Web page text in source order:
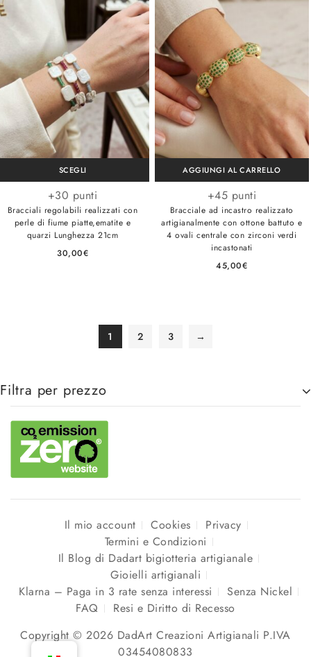
SCEGLI
+30 punti
Bracciali regolabili realizzati con
perle di fiume piatte,ematite e
quarzi Lunghezza 21cm
30,00€
AGGIUNGI AL CARRELLO
+45 punti
Bracciale ad incastro realizzato
artigianalmente con ottone battuto e
4 ovali centrale con zirconi verdi
incastonati
45,00€
1 2 3 →
Filtra per prezzo
Il mio account Cookies
Privacy
Termini e Condizioni
Il Blog di Dadart bigiotteria artigianale
Gioielli artigianali
Klarna – Paga in 3 rate senza interessi
Senza Nickel
FAQ
Resi e Diritto di Recesso
Copyright © 2026 DadArt Creazioni Artigianali P.IVA
03454080833